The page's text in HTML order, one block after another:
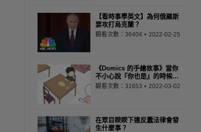
【看時事學英文】為何俄羅斯
要攻打烏克蘭？
觀看次數：36404 2022-02-25
《Domics 的手繪故事》當你
不小心說『你也是』的時候…
觀看次數：31653 2022-03-02
在眾目睽睽下違反蠢法律會發
生什麼事？